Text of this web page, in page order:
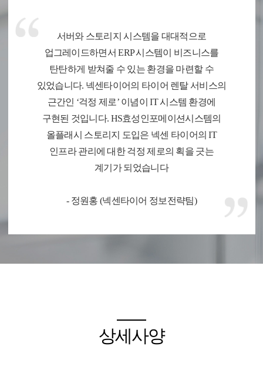
서버와 스토리지 시스템을 대대적으로
업그레이드하면서 ERP 시스템이 비즈니스를
탄탄하게 받쳐줄 수 있는 환경을 마련할 수
있었습니다. 넥센타이어의 타이어 렌탈 서비스의
근간인 ‘걱정 제로’ 이념이 IT 시스템 환경에
구현된 것입니다. HS효성인포메이션시스템의
올플래시 스토리지 도입은 넥센 타이어의 IT
인프라 관리에 대한 걱정 제로의 획을 긋는
계기가 되었습니다
- 정원홍 (넥센타이어 정보전략팀)
상세사양